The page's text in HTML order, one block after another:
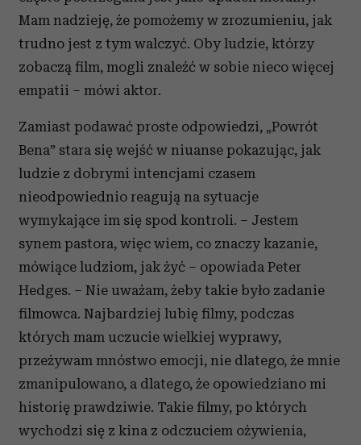
Mam nadzieję, że pomożemy w zrozumieniu, jak
trudno jest z tym walczyć. Oby ludzie, którzy
zobaczą film, mogli znaleźć w sobie nieco więcej
empatii – mówi aktor.
Zamiast podawać proste odpowiedzi, „Powrót
Bena” stara się wejść w niuanse pokazując, jak
ludzie z dobrymi intencjami czasem
nieodpowiednio reagują na sytuacje
wymykające im się spod kontroli. – Jestem
synem pastora, więc wiem, co znaczy kazanie,
mówiące ludziom, jak żyć – opowiada Peter
Hedges. – Nie uważam, żeby takie było zadanie
filmowca. Najbardziej lubię filmy, podczas
których mam uczucie wielkiej wyprawy,
przeżywam mnóstwo emocji, nie dlatego, że mnie
zmanipulowano, a dlatego, że opowiedziano mi
historię prawdziwie. Takie filmy, po których
wychodzi się z kina z odczuciem ożywienia,